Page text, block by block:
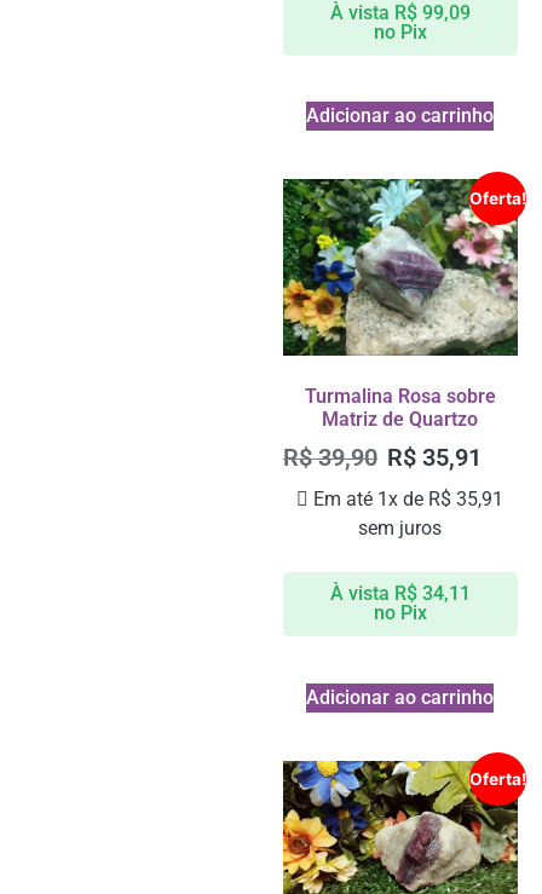
À vista R$99,09
no Pix
Adicionar ao carrinho
Oferta!
Turmalina Rosa sobre
Matriz de Quartzo
R$39,90 R$35,91
Em até 1x de R$ 35,91
sem juros
À vista R$34,11
no Pix
Adicionar ao carrinho
Oferta!